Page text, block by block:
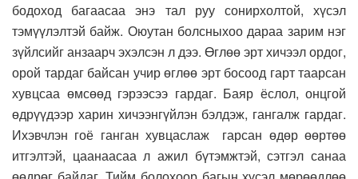
бодоход багаасаа энэ тал руу сонирхолтой, хүсэл
тэмүүлэлтэй байж. Оюутан болсныхоо дараа зарим нэг
зүйлсийг анзаарч эхэлсэн л дээ. Өглөө эрт хичээл ордог,
орой тардаг байсан учир өглөө эрт босоод гарт таарсан
хувцсаа өмсөөд гэрээсээ гардаг. Баяр ёслол, онцгой
өдрүүдээр харин хичээнгүйлэн бэлдэж, гангалж гардаг.
Ихэвчлэн гоё ганган хувцаслаж гарсан өдөр өөртөө
итгэлтэй, цаанаасаа л ажил бүтэмжтэй, сэтгэл санаа